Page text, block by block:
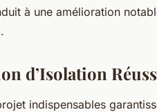
à une amélioration
d’Isolation
indispensables